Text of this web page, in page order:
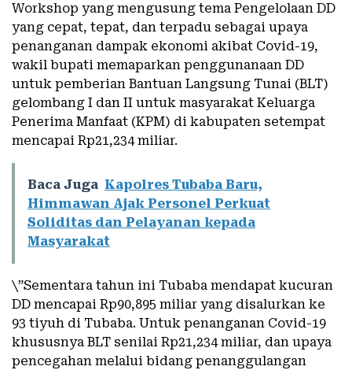
Workshop yang mengusung tema Pengelolaan DD
yang cepat, tepat, dan terpadu sebagai upaya
penanganan dampak ekonomi akibat Covid-19,
wakil bupati memaparkan penggunanaan DD
untuk pemberian Bantuan Langsung Tunai (BLT)
gelombang I dan II untuk masyarakat Keluarga
Penerima Manfaat (KPM) di kabupaten setempat
mencapai Rp21,234 miliar.
Baca Juga Kapolres Tubaba Baru,
Himmawan Ajak Personel Perkuat
Soliditas dan Pelayanan kepada
Masyarakat
\”Sementara tahun ini Tubaba mendapat kucuran
DD mencapai Rp90,895 miliar yang disalurkan ke
93 tiyuh di Tubaba. Untuk penanganan Covid-19
khususnya BLT senilai Rp21,234 miliar, dan upaya
pencegahan melalui bidang penanggulangan